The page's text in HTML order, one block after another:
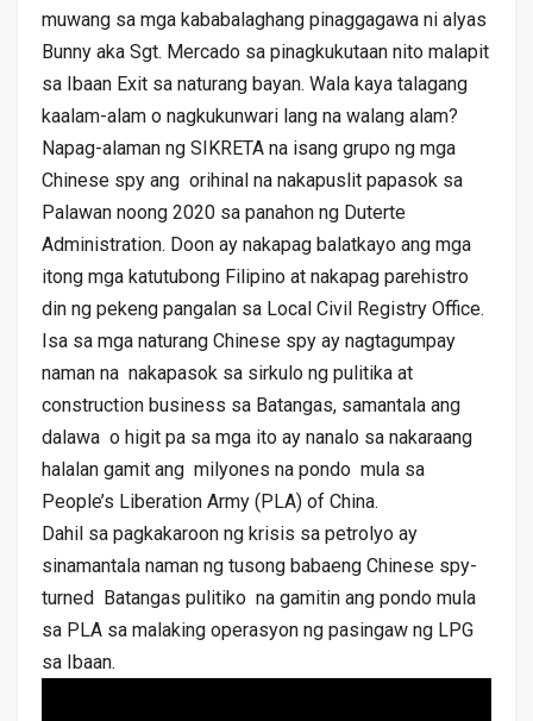
muwang sa mga kababalaghang pinaggagawa ni alyas
Bunny aka Sgt. Mercado sa pinagkukutaan nito malapit
sa Ibaan Exit sa naturang bayan. Wala kaya talagang
kaalam-alam o nagkukunwari lang na walang alam?
Napag-alaman ng SIKRETA na isang grupo ng mga
Chinese spy ang orihinal na nakapuslit papasok sa
Palawan noong 2020 sa panahon ng Duterte
Administration. Doon ay nakapag balatkayo ang mga
itong mga katutubong Filipino at nakapag parehistro
din ng pekeng pangalan sa Local Civil Registry Office.
Isa sa mga naturang Chinese spy ay nagtagumpay
naman na nakapasok sa sirkulo ng pulitika at
construction business sa Batangas, samantala ang
dalawa o higit pa sa mga ito ay nanalo sa nakaraang
halalan gamit ang milyones na pondo mula sa
People’s Liberation Army (PLA) of China.
Dahil sa pagkakaroon ng krisis sa petrolyo ay
sinamantala naman ng tusong babaeng Chinese spy-
turned Batangas pulitiko na gamitin ang pondo mula
sa PLA sa malaking operasyon ng pasingaw ng LPG
sa Ibaan.